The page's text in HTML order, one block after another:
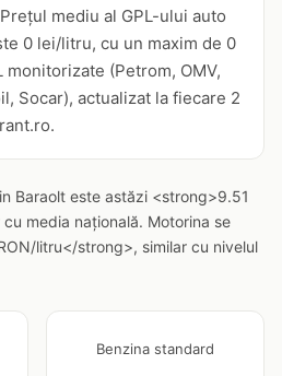
Prețul mediu al GPL-ului auto
0 lei/litru, cu un maxim de 0
monitorizate (Petrom, OMV,
Socar), actualizat la fiecare 2
Baraolt este astăzi <strong>9.51
media națională. Motorina se
litru</strong>, similar cu nivelul
Benzina standard